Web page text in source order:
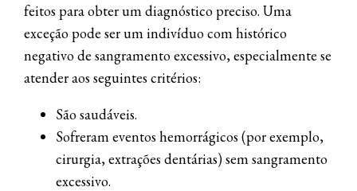
feitos para obter um diagnóstico preciso. Uma
exceção pode ser um indivíduo com histórico
negativo de sangramento excessivo, especialmente se
atender aos seguintes critérios:
São saudáveis.
Sofreram eventos hemorrágicos (por exemplo,
cirurgia, extrações dentárias) sem sangramento
excessivo.